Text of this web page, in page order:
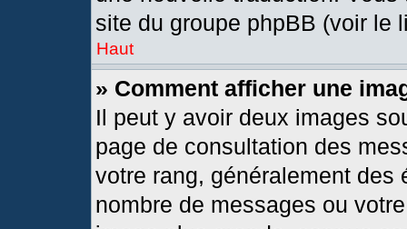
site du groupe phpBB (voir le
Haut
» Comment afficher une
Il peut y avoir deux images
page de consultation des
votre rang, généralement
nombre de messages ou